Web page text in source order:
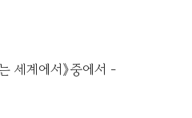
세계에서》중에서 -